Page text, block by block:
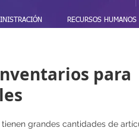
RECURSOS HUMANOS
para
grandes cantidades de